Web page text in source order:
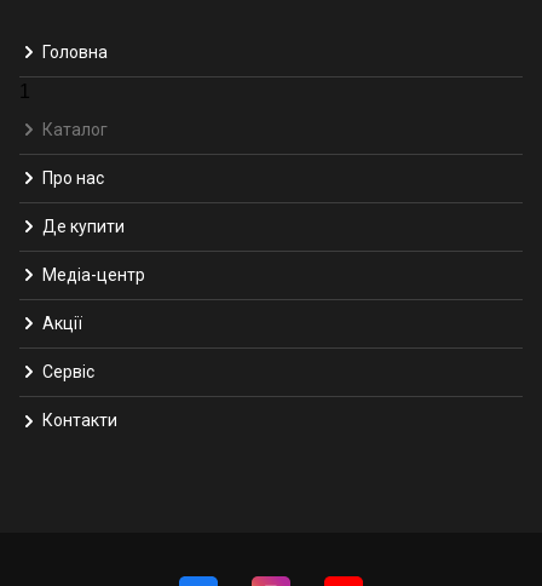
Головна
1
Каталог
Про нас
Де купити
Медіа-центр
Акції
Сервіс
Контакти